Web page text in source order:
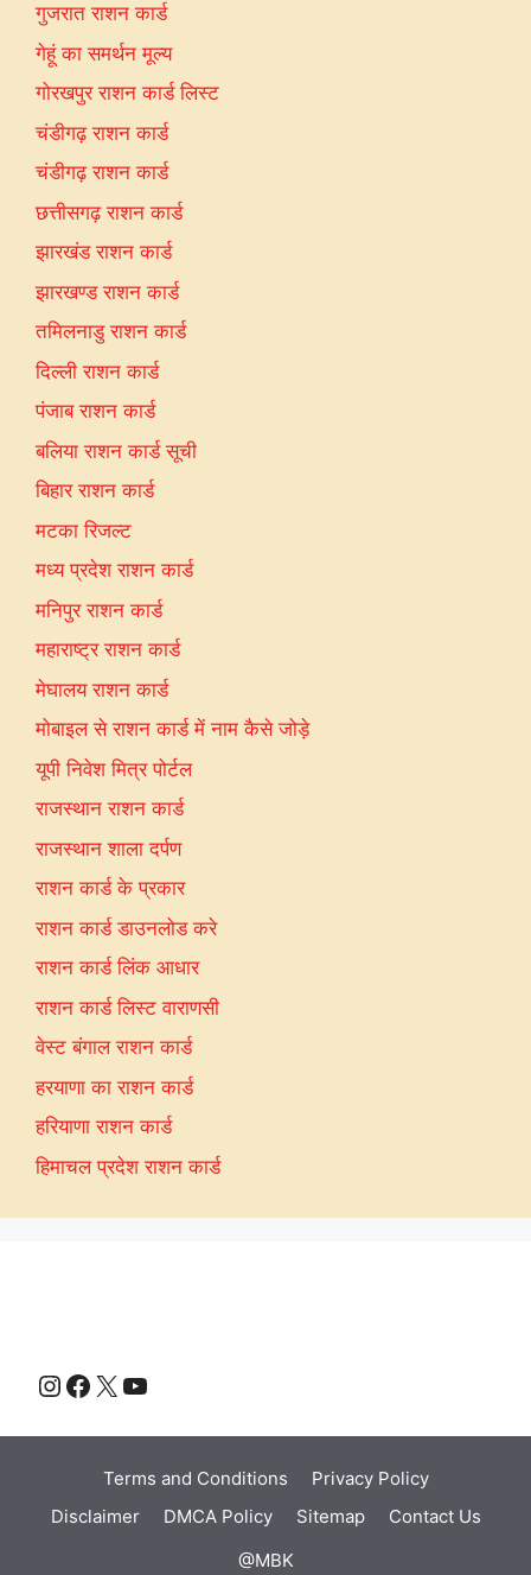
गुजरात राशन कार्ड
गेहूं का समर्थन मूल्य
गोरखपुर राशन कार्ड लिस्ट
चंडीगढ़ राशन कार्ड
चंडीगढ़ राशन कार्ड
छत्तीसगढ़ राशन कार्ड
झारखंड राशन कार्ड
झारखण्ड राशन कार्ड
तमिलनाडु राशन कार्ड
दिल्ली राशन कार्ड
पंजाब राशन कार्ड
बलिया राशन कार्ड सूची
बिहार राशन कार्ड
मटका रिजल्ट
मध्य प्रदेश राशन कार्ड
मनिपुर राशन कार्ड
महाराष्ट्र राशन कार्ड
मेघालय राशन कार्ड
मोबाइल से राशन कार्ड में नाम कैसे जोड़े
यूपी निवेश मित्र पोर्टल
राजस्थान राशन कार्ड
राजस्थान शाला दर्पण
राशन कार्ड के प्रकार
राशन कार्ड डाउनलोड करे
राशन कार्ड लिंक आधार
राशन कार्ड लिस्ट वाराणसी
वेस्ट बंगाल राशन कार्ड
हरयाणा का राशन कार्ड
हरियाणा राशन कार्ड
हिमाचल प्रदेश राशन कार्ड
Instagram
Facebook
X YouTube
Terms and Conditions
Privacy Policy
Disclaimer
DMCA Policy Sitemap
Contact Us
@MBK